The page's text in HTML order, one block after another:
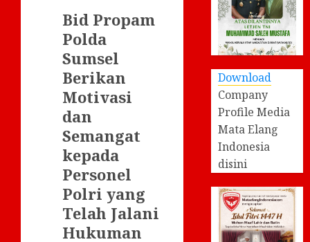
Bid Propam
Polda
Sumsel
Berikan
Motivasi
dan
Semangat
kepada
Personel
Polri yang
Telah Jalani
Hukuman
Download
Company
Profile Media
Mata Elang
Indonesia
disini